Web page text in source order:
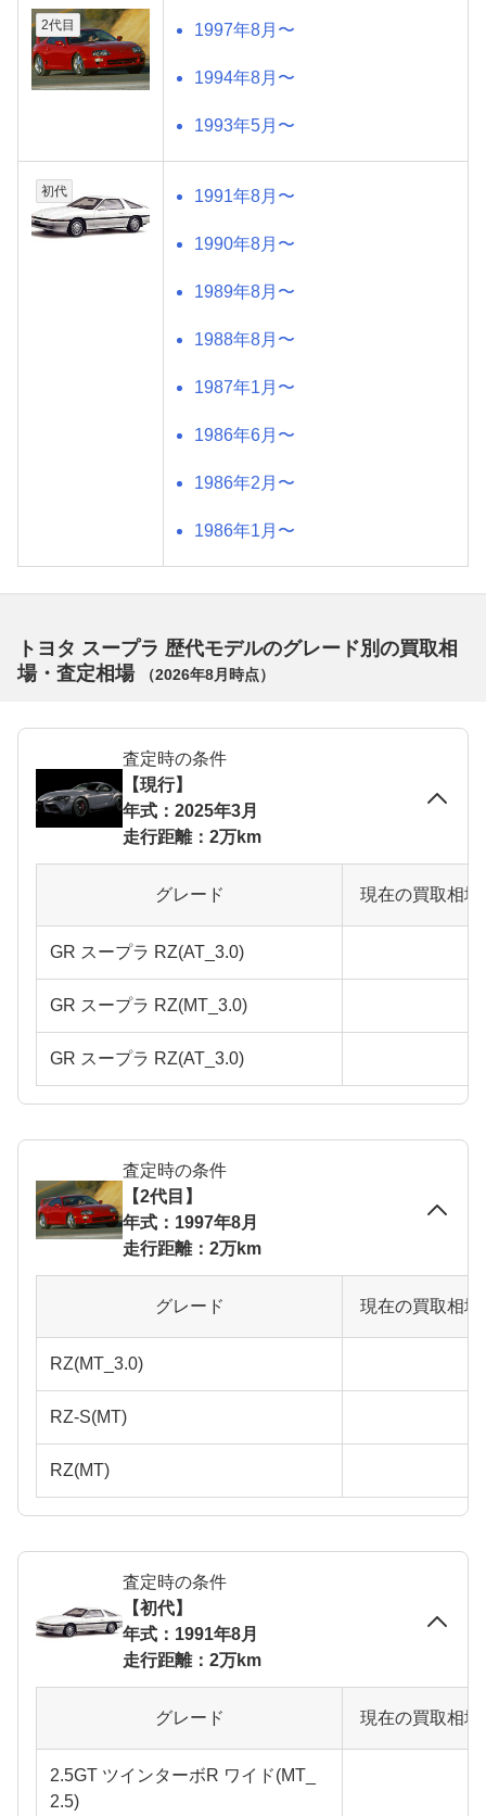
2代目 1997年8月〜
1994年8月〜
1993年5月〜
初代 1991年8月〜
1990年8月〜
1989年8月〜
1988年8月〜
1987年1月〜
1986年6月〜
1986年2月〜
1986年1月〜
トヨタ スープラ 歴代モデルのグレード別の買取相
場・査定相場
（2026年8月 時点）
査定時の条件
【現行】
年式：2025年3月
走行距離：2万km
グレード 現在の買取相
GR スープラ RZ(AT_3.0)
GR スープラ RZ(MT_3.0)
GR スープラ RZ(AT_3.0)
査定時の条件
【2代目】
年式：1997年8月
走行距離：2万km
グレード 現在の買取相
RZ(MT_3.0)
RZ-S(MT)
RZ(MT)
査定時の条件
【初代】
年式：1991年8月
走行距離：2万km
グレード 現在の買取相
2.5GT ツインターボR ワイド(MT_
2.5)